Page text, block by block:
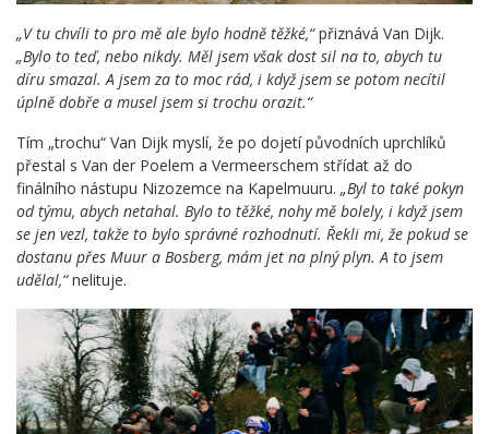
„V tu chvíli to pro mě ale bylo hodně těžké,“přiznává Van Dijk.
„Bylo to teď, nebo nikdy. Měl jsem však dost sil na to, abych tu
díru smazal. A jsem za to moc rád, i když jsem se potom necítil
úplně dobře a musel jsem si trochu orazit.“
Tím „trochu“ Van Dijk myslí, že po dojetí původních uprchlíků
přestal s Van der Poelem a Vermeerschem střídat až do
finálního nástupu Nizozemce na Kapelmuuru. „Byl to také pokyn
od týmu, abych netahal. Bylo to těžké, nohy mě bolely, i když jsem
se jen vezl, takže to bylo správné rozhodnutí. Řekli mi, že pokud se
dostanu přes Muur a Bosberg, mám jet na plný plyn. A to jsem
udělal,“nelituje.